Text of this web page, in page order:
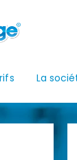
La